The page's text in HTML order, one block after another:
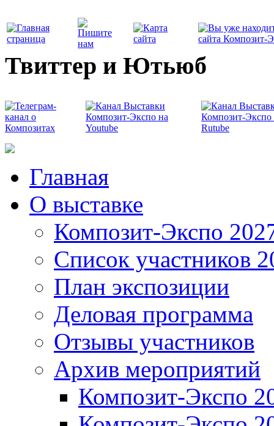
Твиттер и Ютьюб
Главная
О выставке
Композит-Экспо
Список участников
План экспозиции
Деловая программа
Отзывы участников
Архив мероприятий
Композит-Экспо